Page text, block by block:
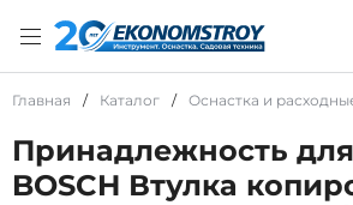
Главная / Каталог / Оснастка и
Принадлежность
BOSCH Втулка